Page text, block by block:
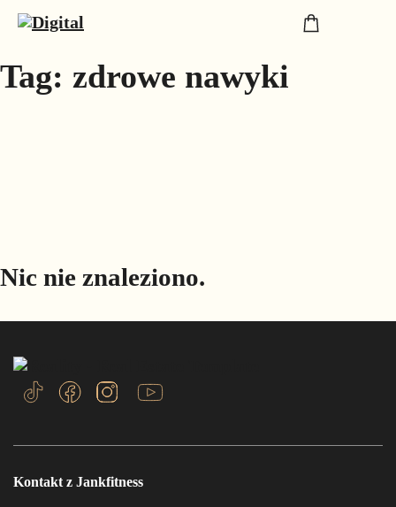
Tag: zdrowe nawyki
Nic nie znaleziono.
Kontakt z Jankfitness